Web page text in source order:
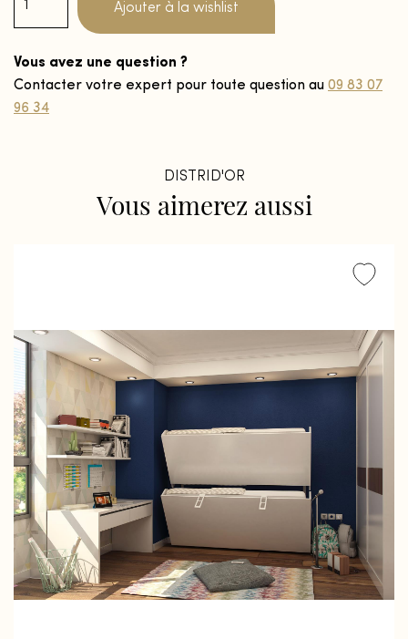
Ajouter à la wishlist
Vous avez une question ?
Contacter votre expert pour toute question au 09 83 07
96 34
DISTRID'OR
Vous aimerez aussi